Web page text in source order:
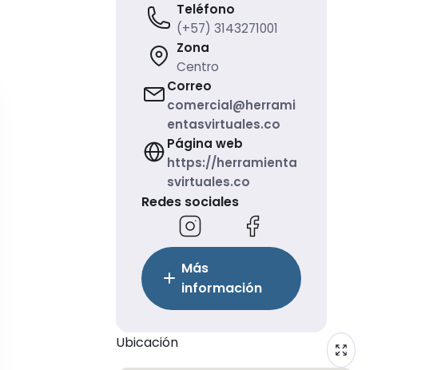
Teléfono
(+57) 3143271001
Zona
Centro
Correo
comercial@herrami
entasvirtuales.co
Página web
https://herramienta
svirtuales.co
Redes sociales
Más
información
Ubicación